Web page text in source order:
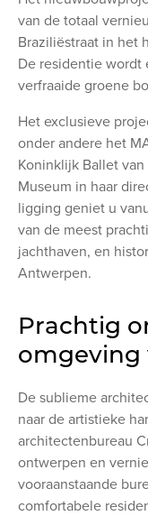
van de totaal
Braziliëstraat in het
De residentie wordt
verfraaide groene
Het exclusieve
onder andere het
Koninklijk Ballet
Museum in haar
ligging geniet u
van de meest
jachthaven, en
Antwerpen.
Prachtig
omgeving
De sublieme
naar de artistieke
architectenbureau
ontwerpen en
vooraanstaande
comfortabele